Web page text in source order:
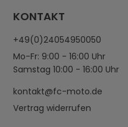
KONTAKT
+49(0)24054950050
Mo-Fr: 9:00 - 16:00 Uhr
Samstag 10:00 - 16:00 Uhr
kontakt@fc-moto.de
Vertrag widerrufen